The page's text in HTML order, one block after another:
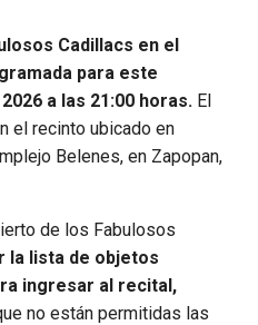
Cadillacs en el
para este
a las 21:00 horas. El
el recinto ubicado en
Belenes, en Zapopan,
de los Fabulosos
la lista de objetos
ingresar al recital,
no están permitidas las